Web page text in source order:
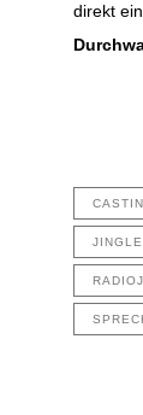
direkt